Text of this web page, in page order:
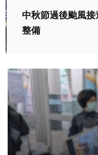
中秋節過後颱風
整備